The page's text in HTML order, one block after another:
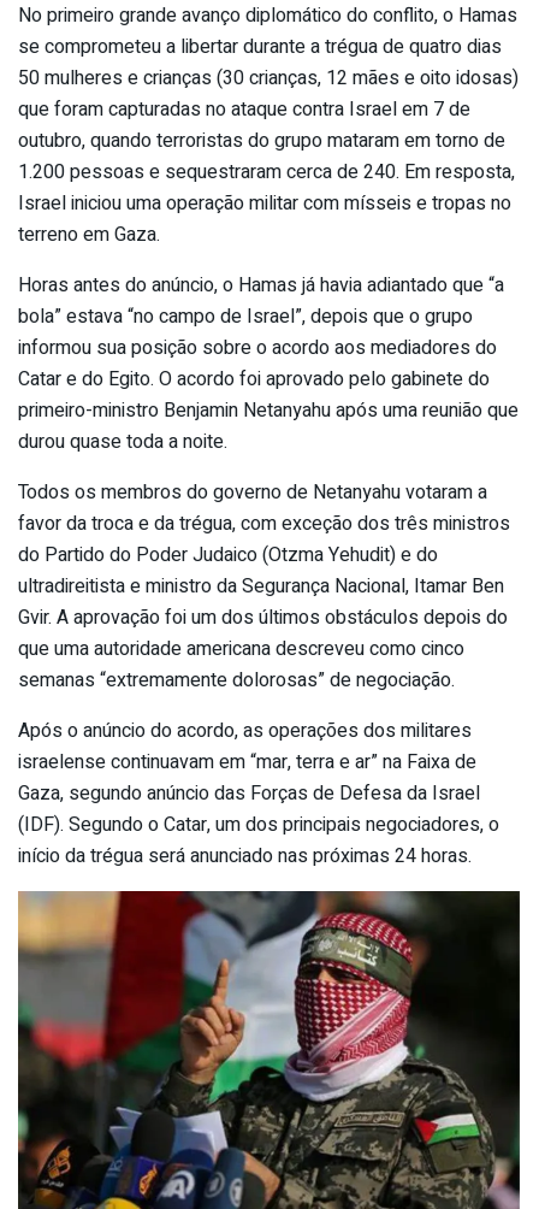
No primeiro grande avanço diplomático do conflito, o Hamas
se comprometeu a libertar durante a trégua de quatro dias
50 mulheres e crianças (30 crianças, 12 mães e oito idosas)
que foram capturadas no ataque contra Israel em 7 de
outubro, quando terroristas do grupo mataram em torno de
1.200 pessoas e sequestraram cerca de 240. Em resposta,
Israel iniciou uma operação militar com mísseis e tropas no
terreno em Gaza.
Horas antes do anúncio, o Hamas já havia adiantado que “a
bola” estava “no campo de Israel”, depois que o grupo
informou sua posição sobre o acordo aos mediadores do
Catar e do Egito. O acordo foi aprovado pelo gabinete do
primeiro-ministro Benjamin Netanyahu após uma reunião que
durou quase toda a noite.
Todos os membros do governo de Netanyahu votaram a
favor da troca e da trégua, com exceção dos três ministros
do Partido do Poder Judaico (Otzma Yehudit) e do
ultradireitista e ministro da Segurança Nacional, Itamar Ben
Gvir. A aprovação foi um dos últimos obstáculos depois do
que uma autoridade americana descreveu como cinco
semanas “extremamente dolorosas” de negociação.
Após o anúncio do acordo, as operações dos militares
israelense continuavam em “mar, terra e ar” na Faixa de
Gaza, segundo anúncio das Forças de Defesa da Israel
(IDF). Segundo o Catar, um dos principais negociadores, o
início da trégua será anunciado nas próximas 24 horas.